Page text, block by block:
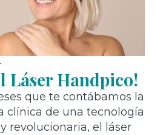
Láser Handpico!
que te contábamos la
clínica de una tecnología
revolucionaria, el láser